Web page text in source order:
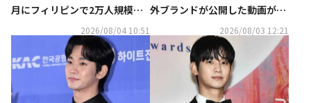
月にフィリピンで2万人規模の
ファンミーティングを開催！
2026/08/04 10:51
外ブランドが公開した動画が話
題…ほっそりとした姿に注目
2026/08/03 12:21